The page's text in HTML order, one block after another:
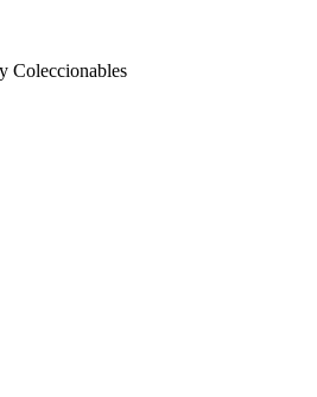
Coleccionables